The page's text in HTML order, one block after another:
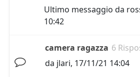
Ultimo messaggio da
10:42
camera ragazza 6
da jlari, 17/11/21 14:04